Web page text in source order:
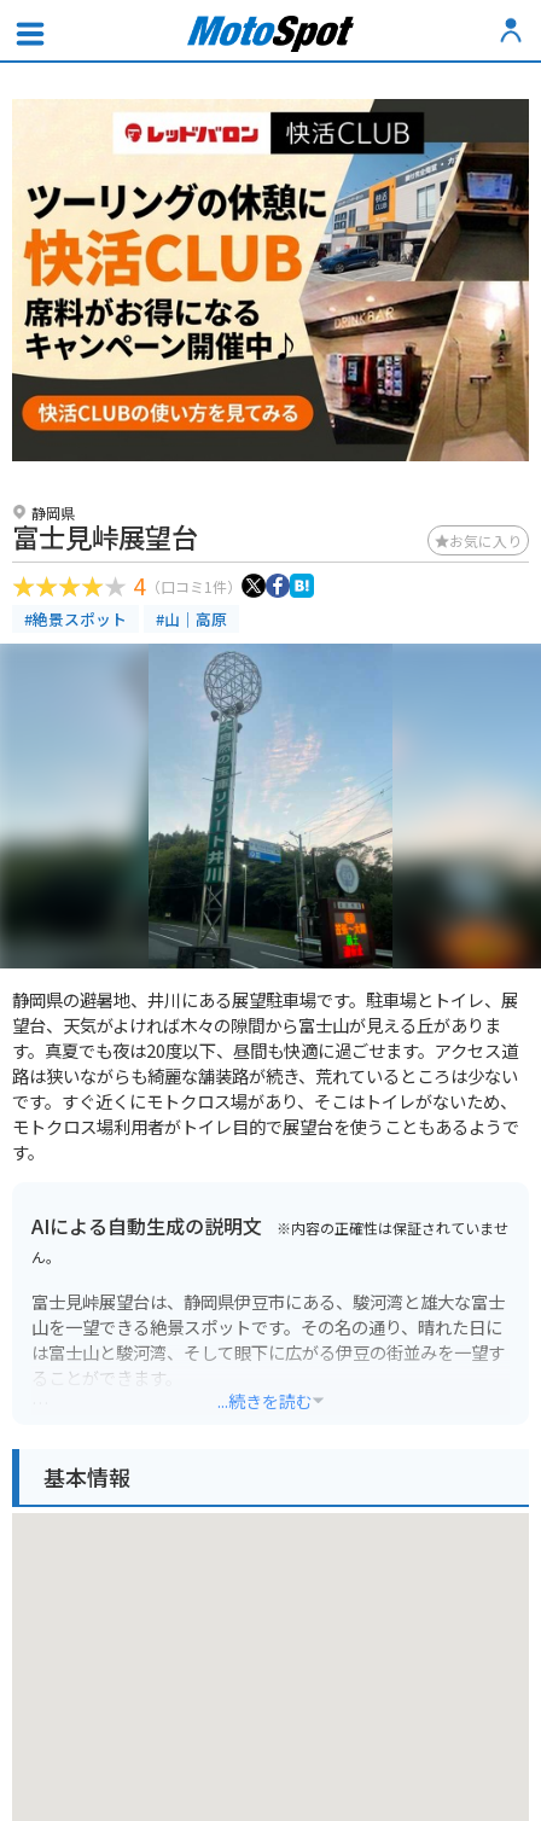
静岡県
富士見峠展望台 お気に入り
4 （口コミ1件）
#絶景スポット #山｜高原
静岡県の避暑地、井川にある展望駐車場です。駐車場とトイレ、展
望台、天気がよければ木々の隙間から富士山が見える丘がありま
す。真夏でも夜は20度以下、昼間も快適に過ごせます。アクセス道
路は狭いながらも綺麗な舗装路が続き、荒れているところは少ない
です。すぐ近くにモトクロス場があり、そこはトイレがないため、
モトクロス場利用者がトイレ目的で展望台を使うこともあるようで
す。
AIによる自動生成の説明文 ※内容の正確性は保証されていませ
ん。
富士見峠展望台は、静岡県伊豆市にある、駿河湾と雄大な富士
山を一望できる絶景スポットです。その名の通り、晴れた日に
は富士山と駿河湾、そして眼下に広がる伊豆の街並みを一望す
ることができます。
されているので、車でも安心して訪れることができます。周辺
には、伊豆シャボテン動物公園や修善寺など、観光スポットも
...続きを読む
基本情報